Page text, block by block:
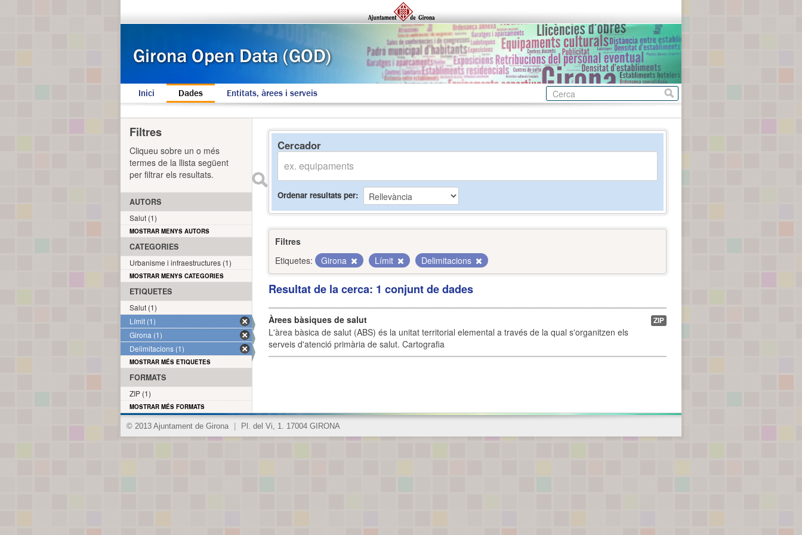
Inici Dades Entitats, àrees i serveis
Cercador
Ordenar resultats per
Filtres
Etiquetes:
Girona Límit Delimitacions
Resultat de la cerca: 1 conjunt de dades
Àrees bàsiques de salut
L'àrea bàsica de salut (ABS) és la unitat territorial elemental a través de la qual s'organitzen els
serveis d'atenció primària de salut. Cartografia
ZIP
Filtres
Cliqueu sobre un o més
termes de la llista següent
per filtrar els resultats.
AUTORS
Salut (1)
MOSTRAR MENYS AUTORS
CATEGORIES
Urbanisme i infraestructures (1)
MOSTRAR MENYS CATEGORIES
ETIQUETES
Salut (1)
Límit (1)
Girona (1)
Delimitacions (1)
MOSTRAR MÉS ETIQUETES
FORMATS
ZIP (1)
MOSTRAR MÉS FORMATS
© 2013 Ajuntament de Girona Pl. del Vi, 1. 17004 GIRONA